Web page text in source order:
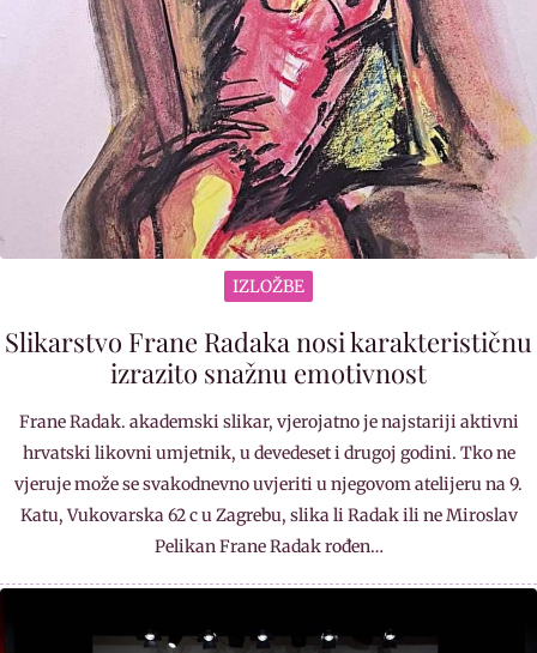
IZLOŽBE
Slikarstvo Frane Radaka nosi karakterističnu
izrazito snažnu emotivnost
Frane Radak. akademski slikar, vjerojatno je najstariji aktivni
hrvatski likovni umjetnik, u devedeset i drugoj godini. Tko ne
vjeruje može se svakodnevno uvjeriti u njegovom atelijeru na 9.
Katu, Vukovarska 62 c u Zagrebu, slika li Radak ili ne Miroslav
Pelikan Frane Radak rođen…